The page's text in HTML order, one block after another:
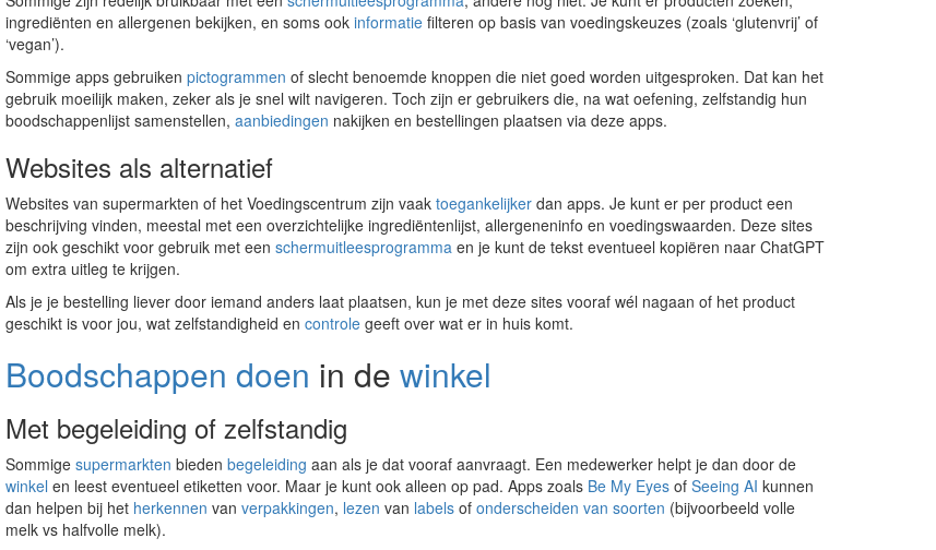
ingrediënten en allergenen bekijken, en soms ook informatie filteren op basis van voedingskeuzes (zoals ‘glutenvrij’ of
‘vegan’).
Sommige apps gebruiken pictogrammen of slecht benoemde knoppen die niet goed worden uitgesproken. Dat kan het
gebruik moeilijk maken, zeker als je snel wilt navigeren. Toch zijn er gebruikers die, na wat oefening, zelfstandig hun
boodschappenlijst samenstellen, aanbiedingen nakijken en bestellingen plaatsen via deze apps.
Websites als alternatief
Websites van supermarkten of het Voedingscentrum zijn vaak toegankelijker dan apps. Je kunt er per product een
beschrijving vinden, meestal met een overzichtelijke ingrediëntenlijst, allergeneninfo en voedingswaarden. Deze sites
zijn ook geschikt voor gebruik met een schermuitleesprogramma en je kunt de tekst eventueel kopiëren naar ChatGPT
om extra uitleg te krijgen.
Als je je bestelling liever door iemand anders laat plaatsen, kun je met deze sites vooraf wél nagaan of het product
geschikt is voor jou, wat zelfstandigheid en controle geeft over wat er in huis komt.
Boodschappen doen in de winkel
Met begeleiding of zelfstandig
Sommige supermarkten bieden begeleiding aan als je dat vooraf aanvraagt. Een medewerker helpt je dan door de
winkel en leest eventueel etiketten voor. Maar je kunt ook alleen op pad. Apps zoals Be My Eyes of Seeing AI kunnen
dan helpen bij het herkennen van verpakkingen, lezen van labels of onderscheiden van soorten (bijvoorbeeld volle
melk vs halfvolle melk).